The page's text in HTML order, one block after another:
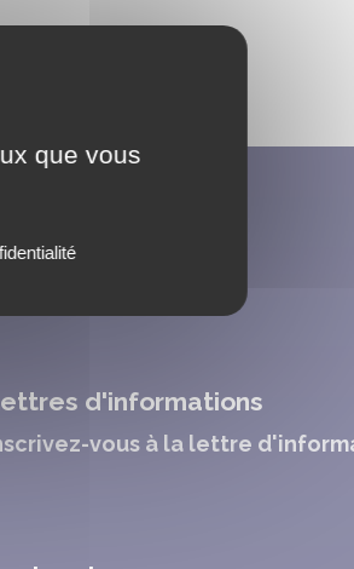
d'informations
vous à la lettre
que vous